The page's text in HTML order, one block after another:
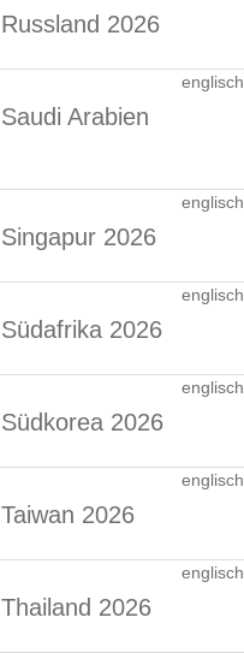
2026
Arabien
englisch
2026
englisch
2026
englisch
2026
englisch
2026
englisch
2026
englisch